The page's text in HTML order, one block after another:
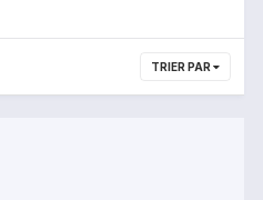
TRIER PAR